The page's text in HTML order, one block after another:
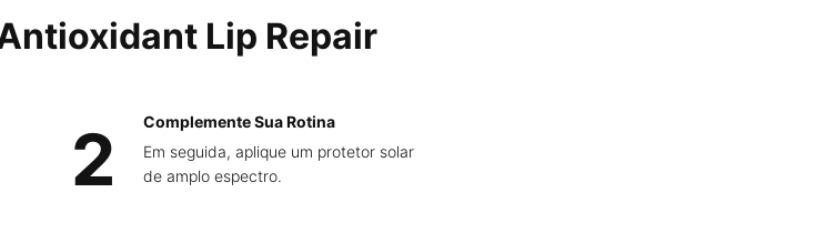
Lip Repair
2
Complemente Sua Rotina
Em seguida, aplique um protetor solar
de amplo espectro.